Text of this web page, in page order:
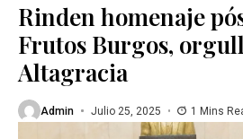
Rinden homenaje
Frutos Burgos,
Altagracia
Admin Julio 25, 2025 1 Mins